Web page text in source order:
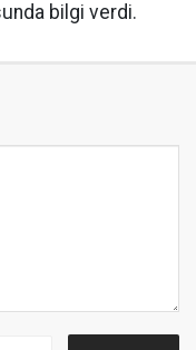
bilgi verdi.